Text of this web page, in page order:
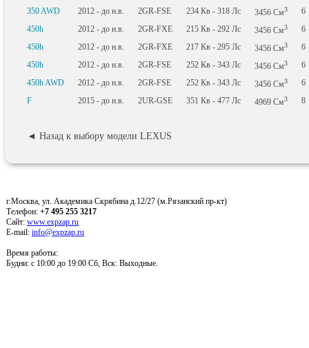
350 AWD
2012 - до н.в. 2GR-FSE 234 Кв - 318 Лс 3456 См3
6
450h
2012 - до н.в. 2GR-FXE 215 Кв - 292 Лс 3456 См3
6
450h
2012 - до н.в. 2GR-FXE 217 Кв - 295 Лс 3456 См3
6
450h
2012 - до н.в. 2GR-FSE 252 Кв - 343 Лс 3456 См3
6
450h AWD
2012 - до н.в. 2GR-FSE 252 Кв - 343 Лс 3456 См3
6
F
2015 - до н.в. 2UR-GSE 351 Кв - 477 Лс 4969 См3 8
◄ Назад к выбору модели LEXUS
г.Москва, ул. Академика Скрябина д.12/27 (м.Рязанский пр-кт)
Телефон: +7 495 255 3217
Сайт: www.expzap.ru
E-mail: info@expzap.ru
Время работы:
Будни: c 10:00 до 19:00 Сб, Вск: Выходные.